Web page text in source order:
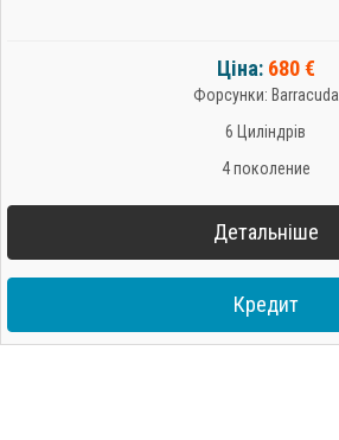
Ціна: 680 €
Форсунки: Barracuda
6 Циліндрів
4 поколение
Детальніше
Кредит